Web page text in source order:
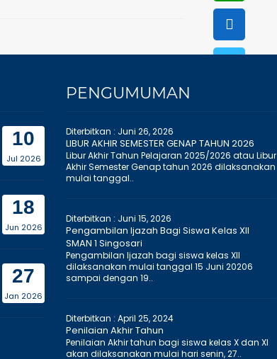
10
Jul 2026
18
Jun 2026
27
Jan 2026
PENGUMUMAN
Diterbitkan : Juni 26, 2026
LIBUR AKHIR SEMESTER GENAP TAHUN 2026
Libur Akhir Tahun Pelajaran 2025/2026 atau Libur
Akhir Semester Genap tahun 2026 dilaksanakan
mulai tanggal..
Diterbitkan : Juni 15, 2026
Pengambilan Ijazah Bagi Siswa Kelas XII
SMAN 1 Singosari
Pengambilan Ijazah bagi siswa kelas XII
dilaksanakan mulai tanggal 15 Juni 20206
sampai dengan 19..
Diterbitkan : April 25, 2024
Penilaian Akhir Tahun
Penilaian Akhir tahun bagi siswa kelas X dan XI
akan dilaksanakan mulai hari senin, 27..